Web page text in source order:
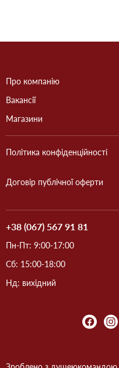
Про компанію
Вакансії
Магазини
Політика конфіденційності
Договір публічної оферти
+38 (067) 567 91 81
Пн-Пт: 9:00-17:00
Сб: 15:00-18:00
Нд: вихідний